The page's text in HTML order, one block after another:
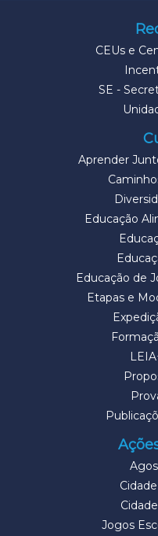
CEUs e
SE -
Aprender
Educação
Educação de
Etapas e
Jogos